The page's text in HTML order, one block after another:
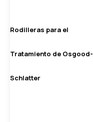
Rodilleras para el
Tratamiento de Osgood-
Schlatter